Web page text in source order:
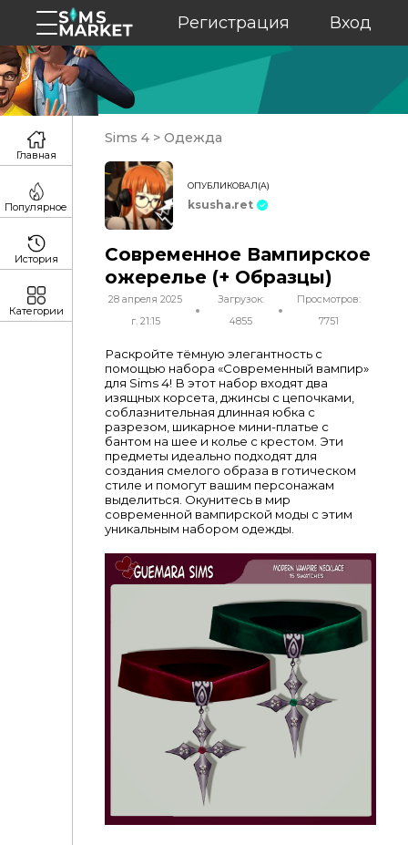
Регистрация Вход
Sims 4 > Одежда
ОПУБЛИКОВАЛ(А)
ksusha.ret
Современное Вампирское
ожерелье (+ Образцы)
28 апреля 2025
г. 21:15
Загрузок:
4855
Просмотров:
7751
Раскройте тёмную элегантность с
помощью набора «Современный вампир»
для Sims 4! В этот набор входят два
изящных корсета, джинсы с цепочками,
соблазнительная длинная юбка с
разрезом, шикарное мини-платье с
бантом на шее и колье с крестом. Эти
предметы идеально подходят для
создания смелого образа в готическом
стиле и помогут вашим персонажам
выделиться. Окунитесь в мир
современной вампирской моды с этим
уникальным набором одежды.
Главная
Популярное
История
Категории